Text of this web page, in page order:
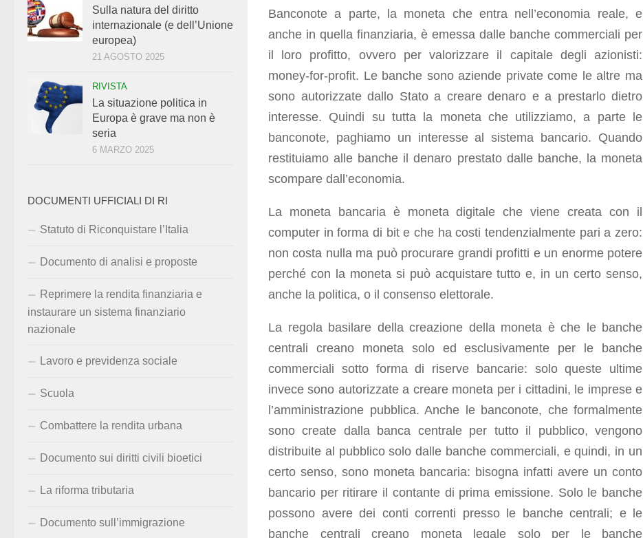
Banconote a parte, la moneta che entra nell’economia reale, e
anche in quella finanziaria, è emessa dalle banche commerciali per
il loro profitto, ovvero per valorizzare il capitale degli azionisti:
money-for-profit. Le banche sono aziende private come le altre ma
sono autorizzate dallo Stato a creare denaro e a prestarlo dietro
interesse. Quindi su tutta la moneta che utilizziamo, a parte le
banconote, paghiamo un interesse al sistema bancario. Quando
restituiamo alle banche il denaro prestato dalle banche, la moneta
scompare dall’economia.
La moneta bancaria è moneta digitale che viene creata con il
computer in forma di bit e che ha costi tendenzialmente pari a zero:
non costa nulla ma può procurare grandi profitti e un enorme potere
perché con la moneta si può acquistare tutto e, in un certo senso,
anche la politica, o il consenso elettorale.
La regola basilare della creazione della moneta è che le banche
centrali creano moneta solo ed esclusivamente per le banche
commerciali sotto forma di riserve bancarie: solo queste ultime
invece sono autorizzate a creare moneta per i cittadini, le imprese e
l’amministrazione pubblica. Anche le banconote, che formalmente
sono create dalla banca centrale per tutto il pubblico, vengono
distribuite al pubblico solo dalle banche commerciali, e quindi, in un
certo senso, sono moneta bancaria: bisogna infatti avere un conto
bancario per ritirare il contante di prima emissione. Solo le banche
possono avere dei conti correnti presso le banche centrali; e le
banche centrali creano moneta legale solo per le banche
Sulla natura del diritto
internazionale (e dell’Unione
europea)
21 AGOSTO 2025
RIVISTA
La situazione politica in
Europa è grave ma non è
seria
6 MARZO 2025
DOCUMENTI UFFICIALI DI RI
Statuto di Riconquistare l’Italia
Documento di analisi e proposte
Reprimere la rendita finanziaria e
instaurare un sistema finanziario
nazionale
Lavoro e previdenza sociale
Scuola
Combattere la rendita urbana
Documento sui diritti civili bioetici
La riforma tributaria
Documento sull’immigrazione